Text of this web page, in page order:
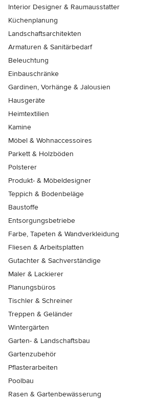
Interior Designer & Raumausstatter
Küchenplanung
Landschaftsarchitekten
Armaturen & Sanitärbedarf
Beleuchtung
Einbauschränke
Gardinen, Vorhänge & Jalousien
Hausgeräte
Heimtextilien
Kamine
Möbel & Wohnaccessoires
Parkett & Holzböden
Polsterer
Produkt- & Möbeldesigner
Teppich & Bodenbeläge
Baustoffe
Entsorgungsbetriebe
Farbe, Tapeten & Wandverkleidung
Fliesen & Arbeitsplatten
Gutachter & Sachverständige
Maler & Lackierer
Planungsbüros
Tischler & Schreiner
Treppen & Geländer
Wintergärten
Garten- & Landschaftsbau
Gartenzubehör
Pflasterarbeiten
Poolbau
Rasen & Gartenbewässerung